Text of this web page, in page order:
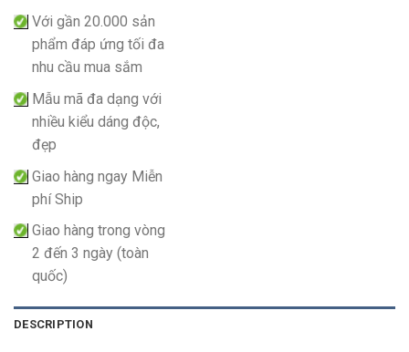
Với gần 20.000 sản
phẩm đáp ứng tối đa
nhu cầu mua sắm
Mẫu mã đa dạng với
nhiều kiểu dáng độc,
đẹp
Giao hàng ngay Miễn
phí Ship
Giao hàng trong vòng
2 đến 3 ngày (toàn
quốc)
DESCRIPTION